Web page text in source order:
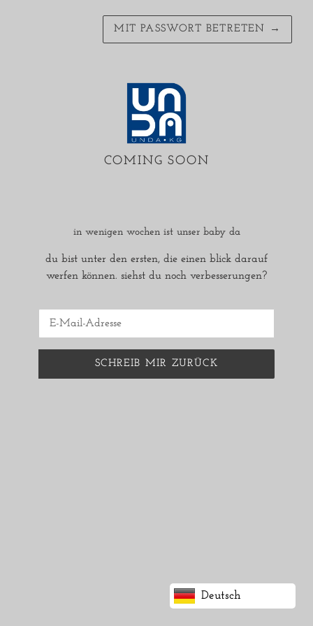
MIT PASSWORT BETRETEN →
COMING SOON
in wenigen wochen ist unser baby da
du bist unter den ersten, die einen blick darauf
werfen können. siehst du noch verbesserungen?
SCHREIB MIR ZURÜCK
Deutsch